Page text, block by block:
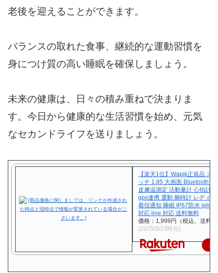
老後を迎えることができます。
バランスの取れた食事、継続的な運動習慣を
身につけ質の高い睡眠を確保しましょう。
未来の健康は、日々の積み重ねで決まりま
す。今日から健康的な生活習慣を始め、元気
なセカンドライフを送りましょう。
【楽天1位】Wapik正規品 ス
ッチ 1.85 大画面 Bluetooth通
皮膚温測定 活動量計 心拍計
gps連携 運動 腕時計 レディー
着信通知 睡眠 IP67防水
対応 line 対応 送料無料
価格：1,999円（税込、送料
(2025/3/23時点)
楽